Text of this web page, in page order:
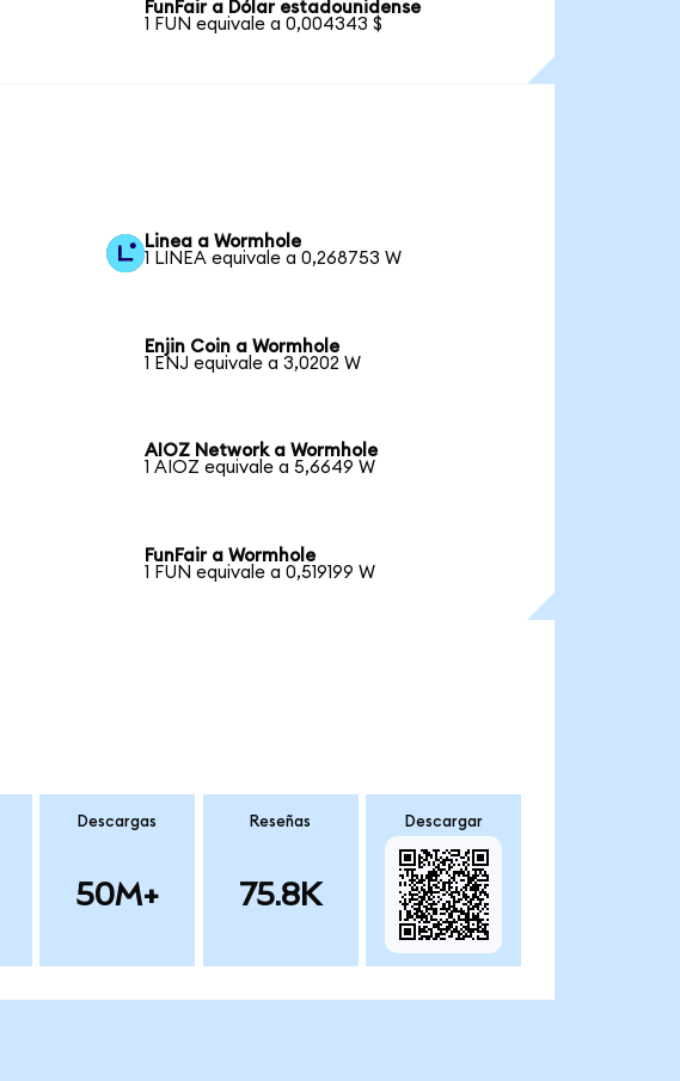
FunFair a Dólar estadounidense
1 FUN equivale a 0,004343 $
Linea a Wormhole
1 LINEA equivale a 0,268753 W
Enjin Coin a Wormhole
1 ENJ equivale a 3,0202 W
AIOZ Network a Wormhole
1 AIOZ equivale a 5,6649 W
FunFair a Wormhole
1 FUN equivale a 0,519199 W
Descargas
50M+
Reseñas
75.8K
Descargar